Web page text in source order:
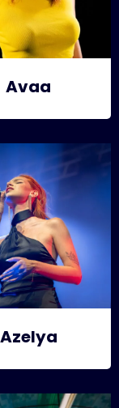
Avaa
Azelya